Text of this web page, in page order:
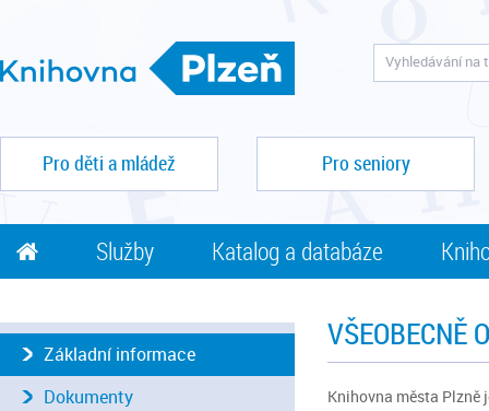
Pro děti a mládež Pro seniory
Služby Katalog a databáze
VŠEOBECNĚ
Knihovna města Plzně
Základní informace
Dokumenty